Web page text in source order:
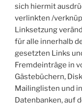
sich hiermit
verlinkten /
Linksetzung
für alle innerhalb
gesetzten Links
Fremdeinträge in
Gästebüchern,
Mailinglisten und
Datenbanken, auf